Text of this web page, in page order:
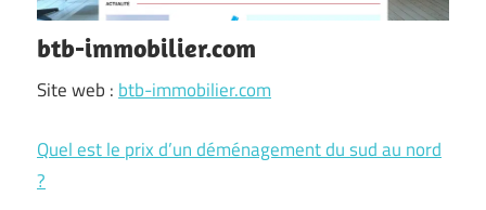
btb-immobilier.com
Site web : btb-immobilier.com
Quel est le prix d’un déménagement du sud au nord
?